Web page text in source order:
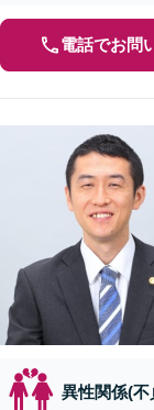
電話でお問
異性関係(